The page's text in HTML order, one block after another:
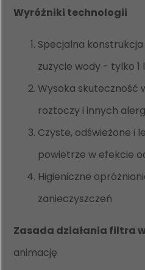
Wyróżniki technologii
Specjalna
zużycie wody - tylko 1
Wysoka skuteczność
roztoczy i innych
Czyste, odświeżone i
powietrze w efekcie
Higieniczne
zanieczyszczeń
Zasada działania filtra
animację